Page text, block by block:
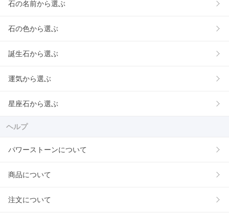
石の名前から選ぶ
石の色から選ぶ
誕生石から選ぶ
運気から選ぶ
星座石から選ぶ
ヘルプ
パワーストーンについて
商品について
注文について